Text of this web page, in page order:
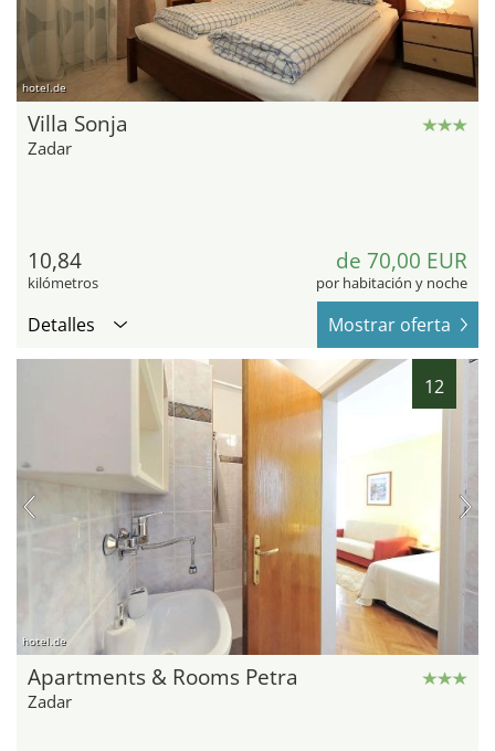
hotel.de
Villa Sonja
Zadar
10,84
kilómetros
de 70,00 EUR
por habitación y noche
Detalles Mostrar oferta
12
hotel.de
Apartments & Rooms Petra
Zadar